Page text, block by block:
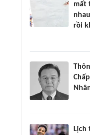
mất
rồi
Lịch